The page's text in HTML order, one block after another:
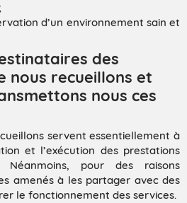
d’un environnement sain et
des
nous recueillons et
nous ces
servent essentiellement à
et l’exécution des prestations
pour des raisons
amenés à les partager avec des
le fonctionnement des services.